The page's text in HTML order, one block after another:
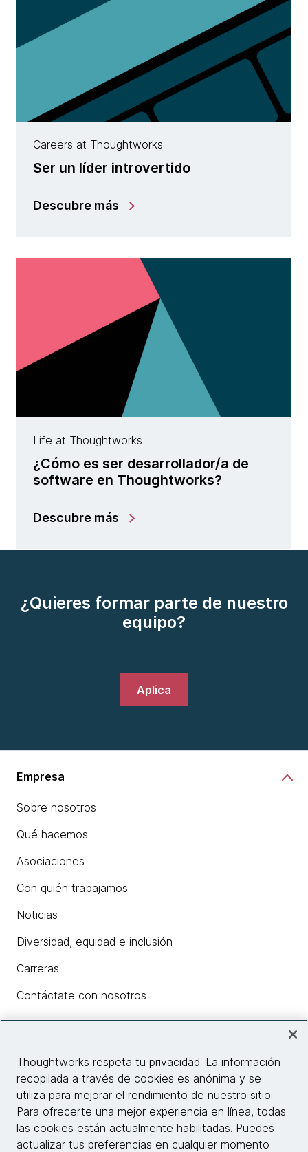
Careers at Thoughtworks
Ser un líder introvertido
Descubre más
Life at Thoughtworks
¿Cómo es ser desarrollador/a de
software en Thoughtworks?
Descubre más
¿Quieres formar parte de nuestro
equipo?
Aplica
Empresa
Sobre nosotros
Qué hacemos
Asociaciones
Con quién trabajamos
Noticias
Diversidad, equidad e inclusión
Carreras
Contáctate con nosotros
Información del sitio web
Conecta con nosotros
Thoughtworks respeta tu privacidad. La información
recopilada a través de cookies es anónima y se
utiliza para mejorar el rendimiento de nuestro sitio.
Para ofrecerte una mejor experiencia en línea, todas
las cookies están actualmente habilitadas. Puedes
actualizar tus preferencias en cualquier momento